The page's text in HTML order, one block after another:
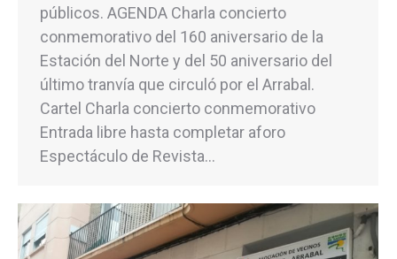
públicos. AGENDA Charla concierto
conmemorativo del 160 aniversario de la
Estación del Norte y del 50 aniversario del
último tranvía que circuló por el Arrabal.
Cartel Charla concierto conmemorativo
Entrada libre hasta completar aforo
Espectáculo de Revista…